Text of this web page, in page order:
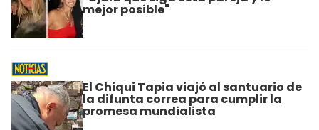
mejor posible"
El Chiqui Tapia viajó al santuario de
la difunta correa para cumplir la
promesa mundialista